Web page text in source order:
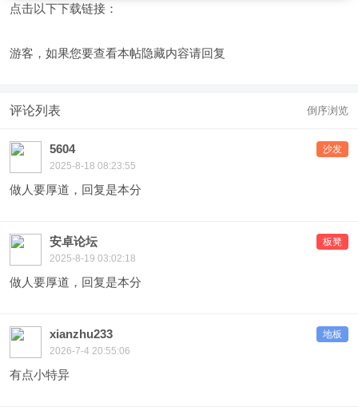
点击以下下载链接：
游客，如果您要查看本帖隐藏内容请回复
评论列表 倒序浏览
沙发
5604
2025-8-18 08:23:55
做人要厚道，回复是本分
板凳
安卓论坛
2025-8-19 03:02:18
做人要厚道，回复是本分
地板
xianzhu233
2026-7-4 20:55:06
有点小特异